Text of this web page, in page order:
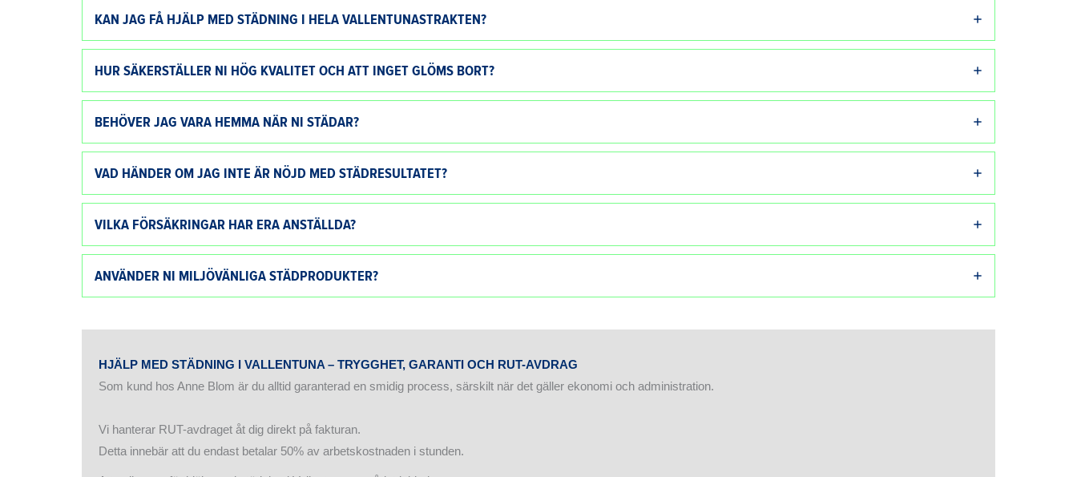
KAN JAG FÅ HJÄLP MED STÄDNING I HELA VALLENTUNASTRAKTEN?
HUR SÄKERSTÄLLER NI HÖG KVALITET OCH ATT INGET GLÖMS BORT?
BEHÖVER JAG VARA HEMMA NÄR NI STÄDAR?
VAD HÄNDER OM JAG INTE ÄR NÖJD MED STÄDRESULTATET?
VILKA FÖRSÄKRINGAR HAR ERA ANSTÄLLDA?
ANVÄNDER NI MILJÖVÄNLIGA STÄDPRODUKTER?
HJÄLP MED STÄDNING I VALLENTUNA – TRYGGHET, GARANTI OCH RUT-AVDRAG
Som kund hos Anne Blom är du alltid garanterad en smidig process, särskilt när det gäller ekonomi och administration.
Vi hanterar RUT-avdraget åt dig direkt på fakturan.
Detta innebär att du endast betalar 50% av arbetskostnaden i stunden.